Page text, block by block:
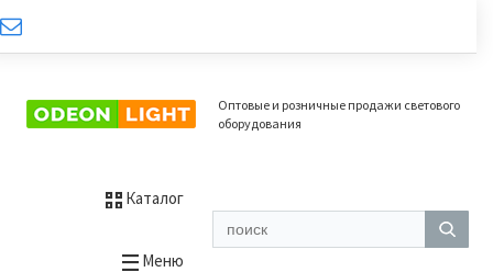
Оптовые и розничные продажи светового
оборудования
Каталог
Меню